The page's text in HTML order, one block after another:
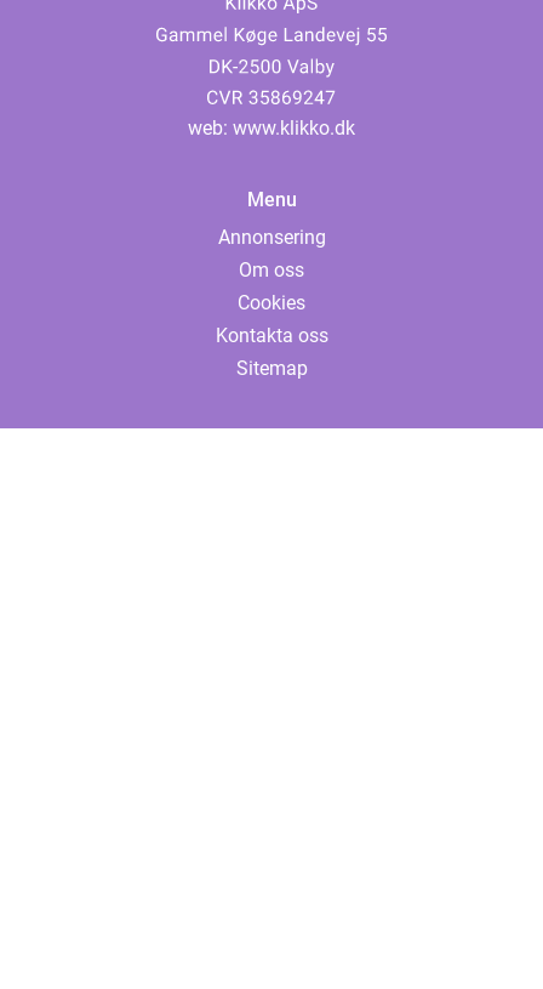
web: www.klikko.dk
Menu
Annonsering
Om oss
Cookies
Kontakta oss
Sitemap